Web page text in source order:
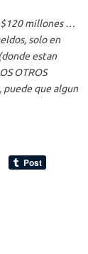
$120 millones …
solo en
estan
OTROS
puede que algun